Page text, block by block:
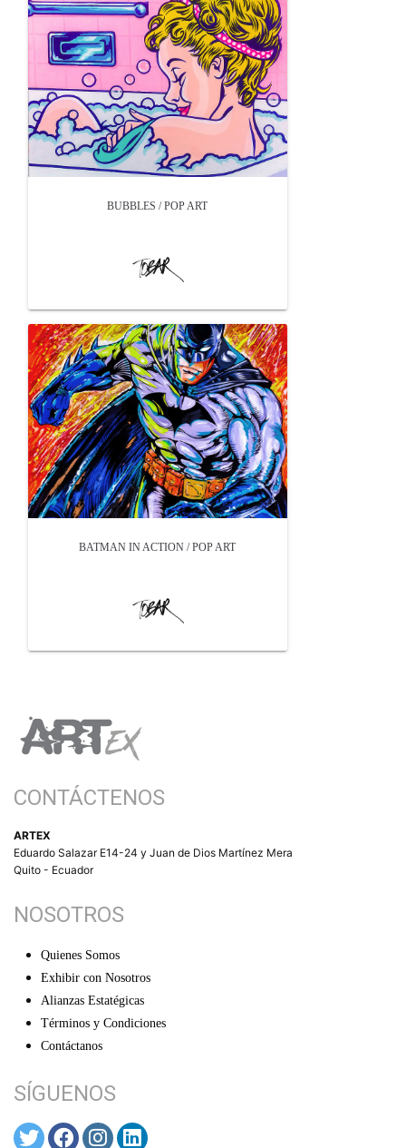
BUBBLES / POP ART
BATMAN IN ACTION / POP ART
CONTÁCTENOS
ARTEX
Eduardo Salazar E14-24 y Juan de Dios Martínez Mera
Quito - Ecuador
NOSOTROS
Quienes Somos
Exhibir con Nosotros
Alianzas Estatégicas
Términos y Condiciones
Contáctanos
SÍGUENOS